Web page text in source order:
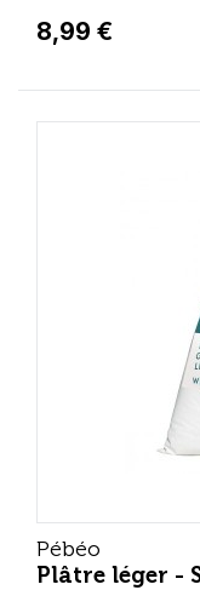
8,99 €
Pébéo
Plâtre léger -